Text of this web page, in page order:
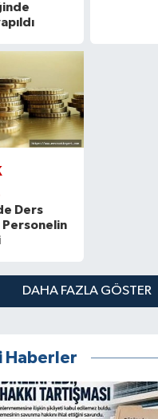
Ders
DAHA FAZLA GÖSTER
Haberler